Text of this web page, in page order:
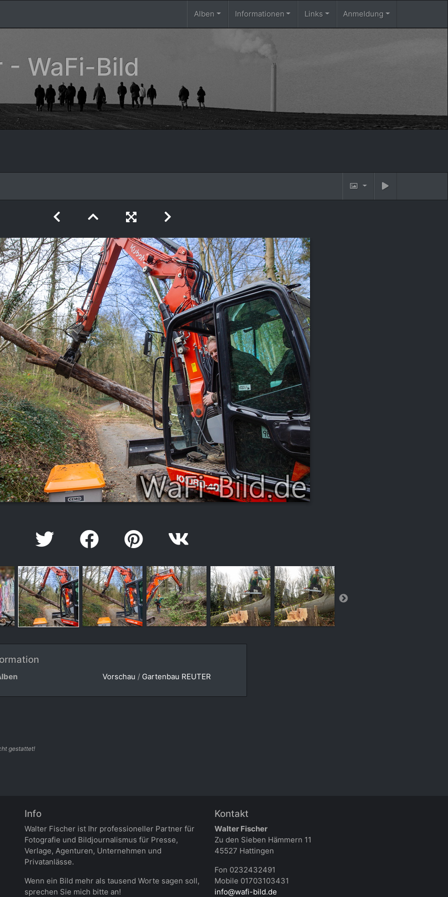
Alben Informationen Links Anmeldung
- WaFi-Bild
Vorschau / Gartenbau REUTER
gestattet!
Info
Walter Fischer ist Ihr professioneller Partner für
Fotografie und Bildjournalismus für Presse,
Verlage, Agenturen, Unternehmen und
Privatanlässe.
Wenn ein Bild mehr als tausend Worte sagen soll,
sprechen Sie mich bitte an!
Kontakt
Walter Fischer
Zu den Sieben Hämmern 11
45527 Hattingen
Fon 0232432491
Mobile 01703103431
info@wafi-bild.de